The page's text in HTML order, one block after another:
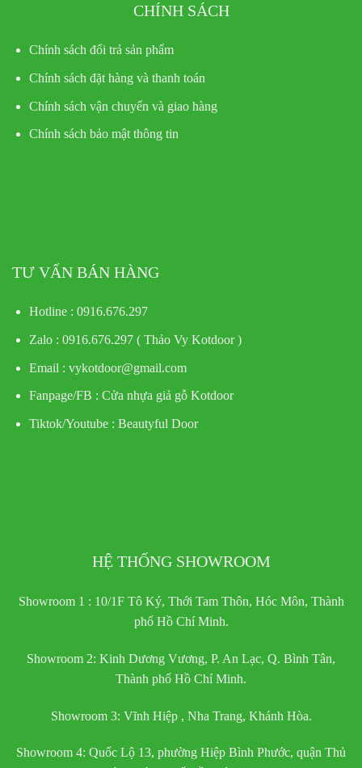
CHÍNH SÁCH
Chính sách đổi trả sản phẩm
Chính sách đặt hàng và thanh toán
Chính sách vận chuyển và giao hàng
Chính sách bảo mật thông tin
TƯ VẤN BÁN HÀNG
Hotline : 0916.676.297
Zalo : 0916.676.297 ( Thảo Vy Kotdoor )
Email : vykotdoor@gmail.com
Fanpage/FB : Cửa nhựa giả gỗ Kotdoor
Tiktok/Youtube : Beautyful Door
HỆ THỐNG SHOWROOM
Showroom 1 : 10/1F Tô Ký, Thới Tam Thôn, Hóc Môn, Thành
phố Hồ Chí Minh.
Showroom 2: Kinh Dương Vương, P. An Lạc, Q. Bình Tân,
Thành phố Hồ Chí Minh.
Showroom 3: Vĩnh Hiệp , Nha Trang, Khánh Hòa.
Showroom 4: Quốc Lộ 13, phường Hiệp Bình Phước, quận Thủ